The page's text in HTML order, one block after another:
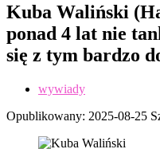
Kuba Waliński
ponad 4 lat nie
się z tym bardzo
wywiady
Opublikowany: 2025-08-25